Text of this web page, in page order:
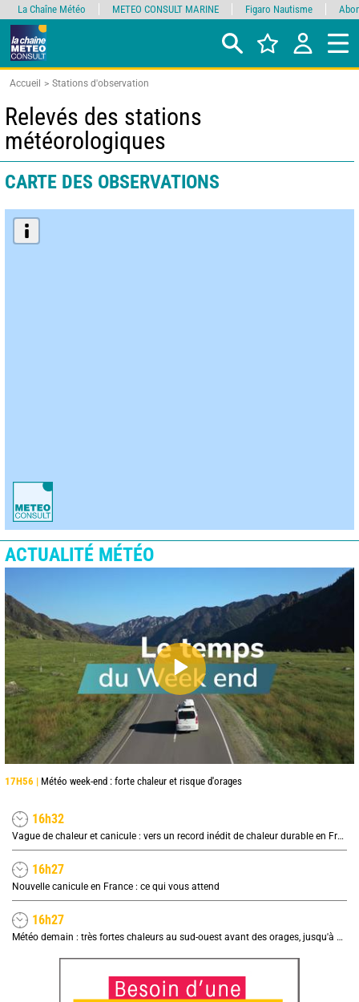
Accueil Stations d'observation
Relevés des stations
météorologiques
CARTE DES OBSERVATIONS
ACTUALITÉ MÉTÉO
17H56 | Météo week-end : forte chaleur et risque d'orages
16h32
Vague de chaleur et canicule : vers un record inédit de chaleur durable en France
16h27
Nouvelle canicule en France : ce qui vous attend
16h27
Météo demain : très fortes chaleurs au sud-ouest avant des orages, jusqu'à 39°C
La Chaîne Météo METEO CONSULT MARINE Figaro Nautisme